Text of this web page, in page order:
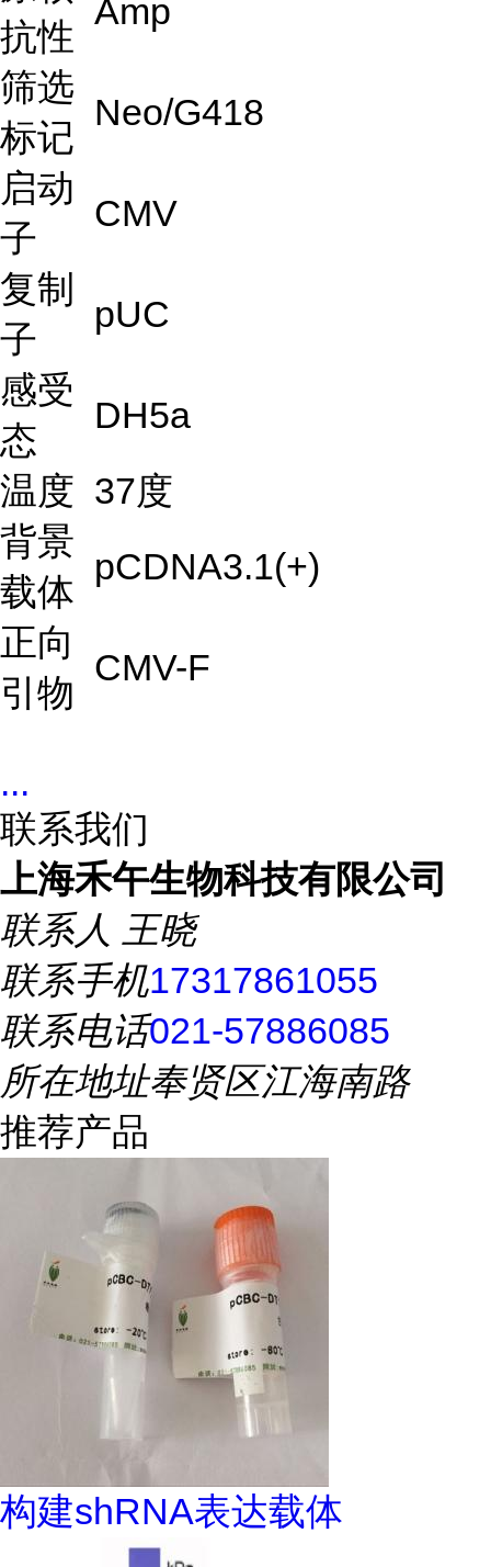
抗性
Amp
筛选
标记
Neo/G418
启动
子
CMV
复制
子
pUC
感受
态
DH5a
温度 37度
背景
载体
pCDNA3.1(+)
正向
引物
CMV-F
...
联系我们
上海禾午生物科技有限公司
联系人 王晓
联系手机17317861055
联系电话021-57886085
所在地址奉贤区江海南路
推荐产品
构建shRNA表达载体